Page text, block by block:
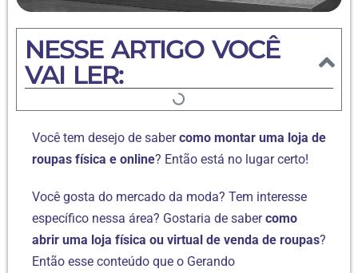
NESSE ARTIGO VOCÊ
VAI LER:
Você tem desejo de sabercomo montar uma loja de
roupas física e online? Então está no lugar certo!
Você gosta do mercado da moda? Tem interesse
específico nessa área? Gostaria de sabercomo
abrir uma loja física ou virtual de venda de roupas?
Então esse conteúdo que o Gerando